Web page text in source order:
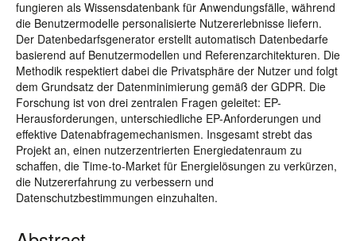
fungieren als Wissensdatenbank für Anwendungsfälle, während
die Benutzermodelle personalisierte Nutzererlebnisse liefern.
Der Datenbedarfsgenerator erstellt automatisch Datenbedarfe
basierend auf Benutzermodellen und Referenzarchitekturen. Die
Methodik respektiert dabei die Privatsphäre der Nutzer und folgt
dem Grundsatz der Datenminimierung gemäß der GDPR. Die
Forschung ist von drei zentralen Fragen geleitet: EP-
Herausforderungen, unterschiedliche EP-Anforderungen und
effektive Datenabfragemechanismen. Insgesamt strebt das
Projekt an, einen nutzerzentrierten Energiedatenraum zu
schaffen, die Time-to-Market für Energielösungen zu verkürzen,
die Nutzererfahrung zu verbessern und
Datenschutzbestimmungen einzuhalten.